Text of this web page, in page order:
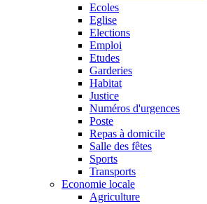
Ecoles
Eglise
Elections
Emploi
Etudes
Garderies
Habitat
Justice
Numéros d'urgences
Poste
Repas à domicile
Salle des fêtes
Sports
Transports
Economie locale
Agriculture